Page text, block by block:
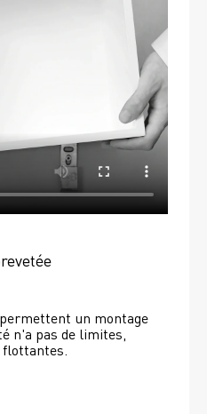
un montage
n'a pas de limites,
flottantes.